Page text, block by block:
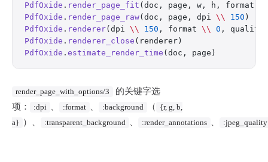
PdfOxide . render_page_fit (doc, page, w, h, format
PdfOxide . render_page_raw(doc, page, dpi \\ 150
PdfOxide . renderer(dpi \\ 150 , format \\ 0 , quality
PdfOxide . renderer_close
PdfOxide . estimate_render_time (doc,
render_page_with_options/3
的关键字选
项：
:dpi :format :background （
{r, g, b,
a}
）、 :transparent_background :render_annotations :jpeg_quality